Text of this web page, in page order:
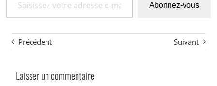
Abonnez-vous
Précédent Suivant
Laisser un commentaire